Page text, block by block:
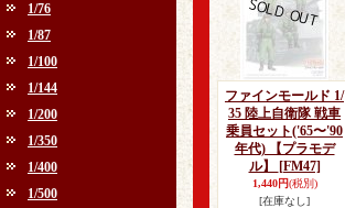
1/76
1/87
1/100
1/144
1/200
1/350
1/400
1/500
ファインモールド 1/
35 陸上自衛隊 戦車
乗員セット('65〜'90
年代) 【プラモデ
ル】
[FM47]
1,440円(税別)
[在庫なし]